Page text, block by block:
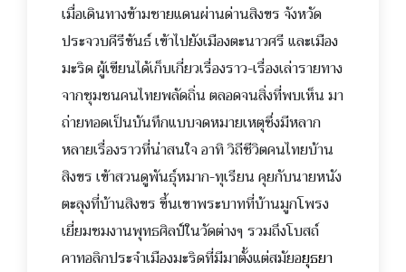
เมื่อเดินทางข้ามชายแดนผ่านด่านสิงขร จังหวัด
ประจวบคีรีขันธ์ เข้าไปยังเมืองตะนาวศรี และเมือง
มะริด ผู้เขียนได้เก็บเกี่ยวเรื่องราว-เรื่องเล่ารายทาง
จากชุมชนคนไทยพลัดถิ่น ตลอดจนสิ่งที่พบเห็น มา
ถ่ายทอดเป็นบันทึกแบบจดหมายเหตุซึ่งมีหลาก
หลายเรื่องราวที่น่าสนใจ อาทิ วิถีชีวิตคนไทยบ้าน
สิงขร เข้าสวนดูพันธุ์หมาก-ทุเรียน คุยกับนายหนัง
ตะลุงที่บ้านสิงขร ขึ้นเขาพระบาทที่บ้านมูกโพรง
เยี่ยมชมงานพุทธศิลป์ในวัดต่างๆ รวมถึงโบสถ์
คาทอลิกประจำเมืองมะริดที่มีมาตั้งแต่สมัยอยุธยา